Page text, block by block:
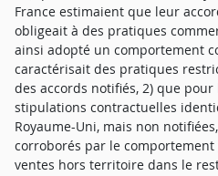
France estimaient que leur
obligeait à des pratiques
ainsi adopté un comportement
caractérisait des pratiques
des accords notifiés, 2) que
stipulations contractuelles
Royaume-Uni, mais non
corroborés par le
ventes hors territoire dans le